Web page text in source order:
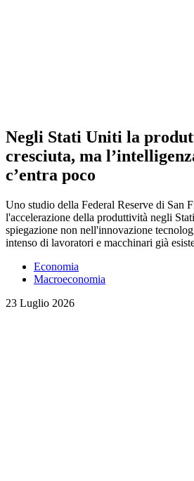
Negli Stati Uniti la
cresciuta, ma
c’entra poco
Uno studio della Federal Reserve di San
l'accelerazione della produttività negli
spiegazione non nell'innovazione
intenso di lavoratori e macchinari già
Economia
Macroeconomia
23 Luglio 2026